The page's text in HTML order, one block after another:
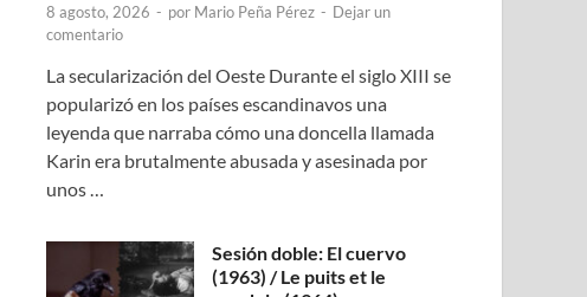
8 agosto, 2026 - por Mario Peña Pérez - Dejar un
comentario
La secularización del Oeste Durante el siglo XIII se
popularizó en los países escandinavos una
leyenda que narraba cómo una doncella llamada
Karin era brutalmente abusada y asesinada por
unos …
Sesión doble: El cuervo
(1963) / Le puits et le